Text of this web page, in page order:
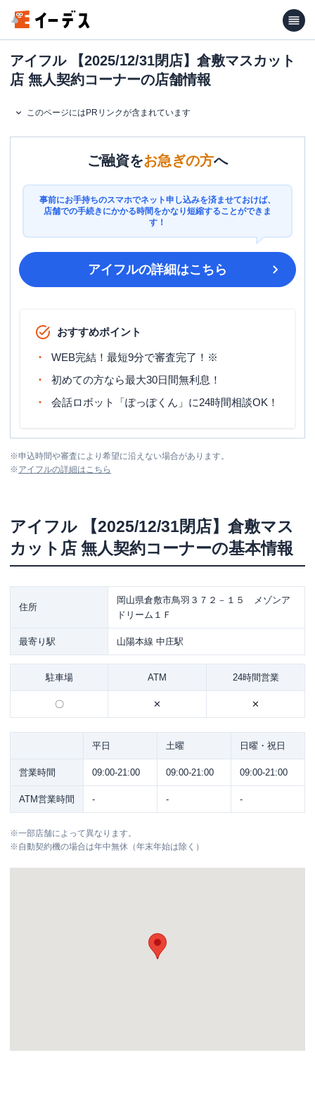
アイフル 【2025/12/31閉店】倉敷マスカット
店 無人契約コーナーの店舗情報
このページにはPRリンクが含まれています
ご融資をお急ぎの方へ
事前にお手持ちのスマホでネット申し込みを済ませておけば、
店舗での手続きにかかる時間をかなり短縮することができま
す！
アイフルの詳細はこちら
おすすめポイント
WEB完結！最短9分で審査完了！※
初めての方なら最大30日間無利息！
会話ロボット「ぽっぽくん」に24時間相談OK！
※申込時間や審査により希望に沿えない場合があります。
※アイフルの詳細はこちら
アイフル
【2025/12/31閉店】倉敷マス
カット店 無人契約コーナーの基本情報
住所
岡山県倉敷市鳥羽３７２－１５ メゾンア
ドリーム１Ｆ
最寄り駅 山陽本線 中庄駅
駐車場 ATM 24時間営業
〇 ✕ ✕
平日 土曜 日曜・祝日
営業時間 09:00-21:00 09:00-21:00 09:00-21:00
ATM営業時間 - - -
※一部店舗によって異なります。
※自動契約機の場合は年中無休（年末年始は除く）